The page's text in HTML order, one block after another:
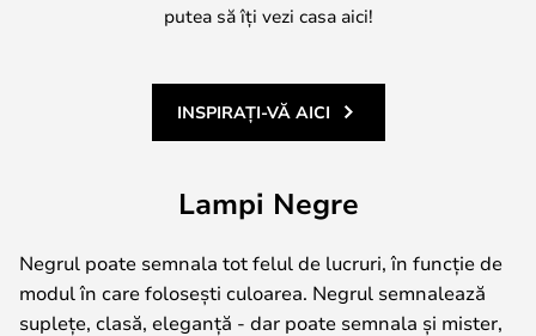
putea să îți vezi casa aici!
INSPIRAȚI-VĂ AICI
Lampi Negre
Negrul poate semnala tot felul de lucruri, în funcție de
modul în care folosești culoarea. Negrul semnalează
suplețe, clasă, eleganță - dar poate semnala și mister,